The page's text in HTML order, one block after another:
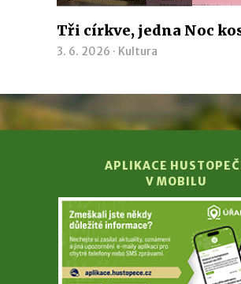
Tři církve, jedna Noc
3. 6. 2026 · Kultura
APLIKACE
V MOBILU